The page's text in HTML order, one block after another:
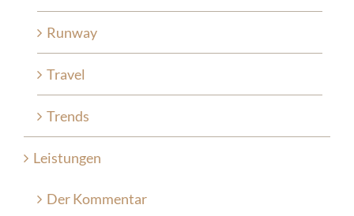
Runway
Travel
Trends
Leistungen
Der Kommentar